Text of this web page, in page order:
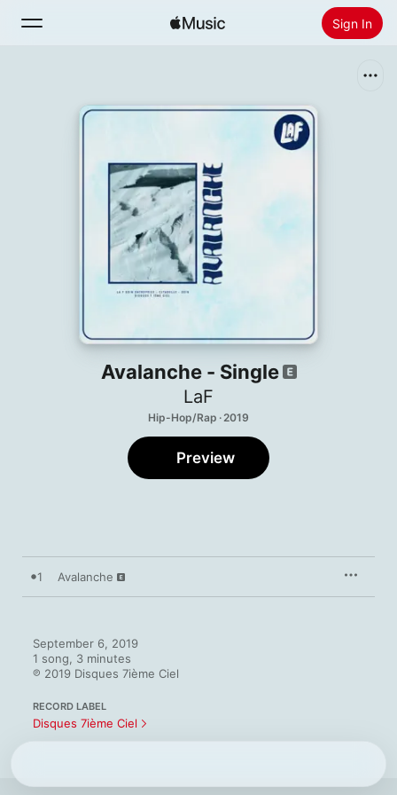
Sign In
Home
Install Apple Music
Avalanche - Single
LaF
Hip-Hop/Rap · 2019
Preview
1 Avalanche
September 6, 2019
1 song, 3 minutes
℗ 2019 Disques 7ième Ciel
RECORD LABEL
Disques 7ième Ciel